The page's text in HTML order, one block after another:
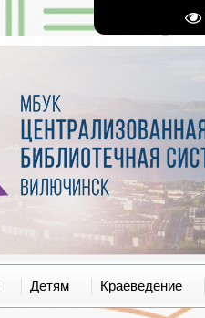
Детям Краеведение